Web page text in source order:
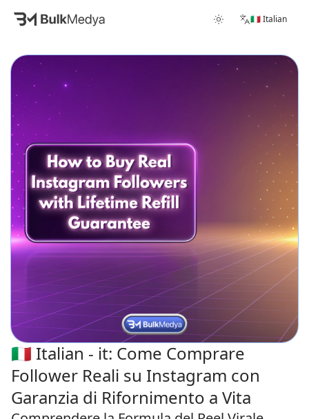
🇮🇹 Italian
🇮🇹 Italian - it: Come Comprare
Follower Reali su Instagram con
Garanzia di Rifornimento a Vita